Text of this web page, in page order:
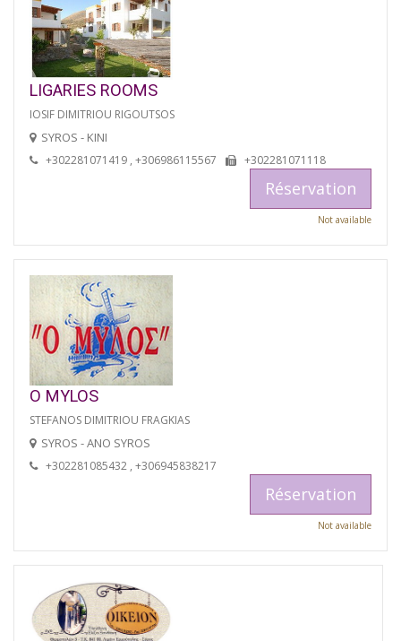
LIGARIES ROOMS
IOSIF DIMITRIOU RIGOUTSOS
SYROS - KINI
+302281071419 , +306986115567 +302281071118
Réservation
Not available
O MYLOS
STEFANOS DIMITRIOU FRAGKIAS
SYROS - ANO SYROS
+302281085432 , +306945838217
Réservation
Not available